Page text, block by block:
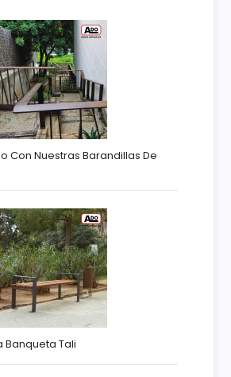
Con Nuestras Barandillas De
Banqueta Tali